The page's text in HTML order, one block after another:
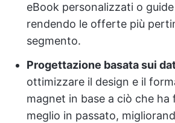
eBook personalizzati o
rendendo le offerte più
segmento.
Progettazione basata sui
ottimizzare il design e il
magnet in base a ciò che ha
meglio in passato,